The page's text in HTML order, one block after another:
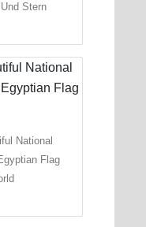
Stern
National
Flag